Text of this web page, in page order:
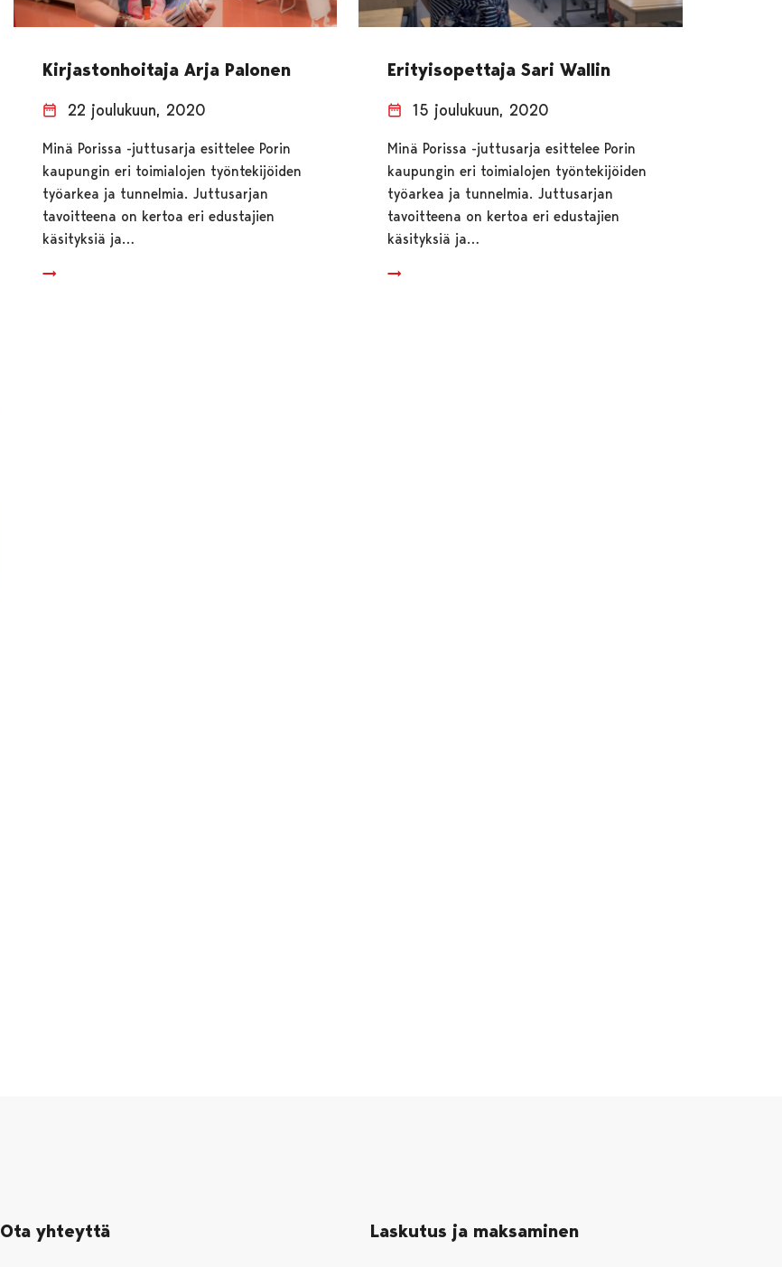
Kirjastonhoitaja Arja Palonen
22 joulukuun, 2020
Minä Porissa -juttusarja esittelee Porin
kaupungin eri toimialojen työntekijöiden
työarkea ja tunnelmia. Juttusarjan
tavoitteena on kertoa eri edustajien
käsityksiä ja…
Erityisopettaja Sari Wallin
15 joulukuun, 2020
Minä Porissa -juttusarja esittelee Porin
kaupungin eri toimialojen työntekijöiden
työarkea ja tunnelmia. Juttusarjan
tavoitteena on kertoa eri edustajien
käsityksiä ja…
Ota yhteyttä Laskutus ja maksaminen